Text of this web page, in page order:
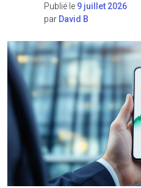
Publié le 9 juillet 2026
par David B